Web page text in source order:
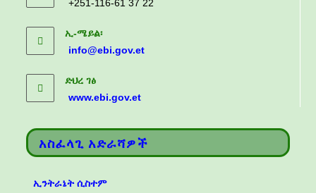
+251-116-61 37 22
ኢ-ሜይል፡
info@ebi.gov.et
ድህረ ገፅ
www.ebi.gov.et
አስፈላጊ አድራሻዎች
ኢንትራኔት ሲስተም